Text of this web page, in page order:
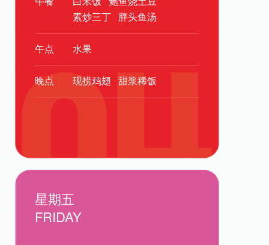
素炒三丁 胖头鱼汤
午点 水果
晚点 现捞鸡翅 甜浆稀饭
星期五
FRIDAY